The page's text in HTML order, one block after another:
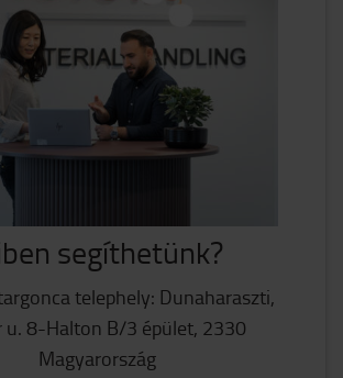
segíthetünk?
telephely: Dunaharaszti,
u. 8-Halton B/3 épület, 2330
Magyarország